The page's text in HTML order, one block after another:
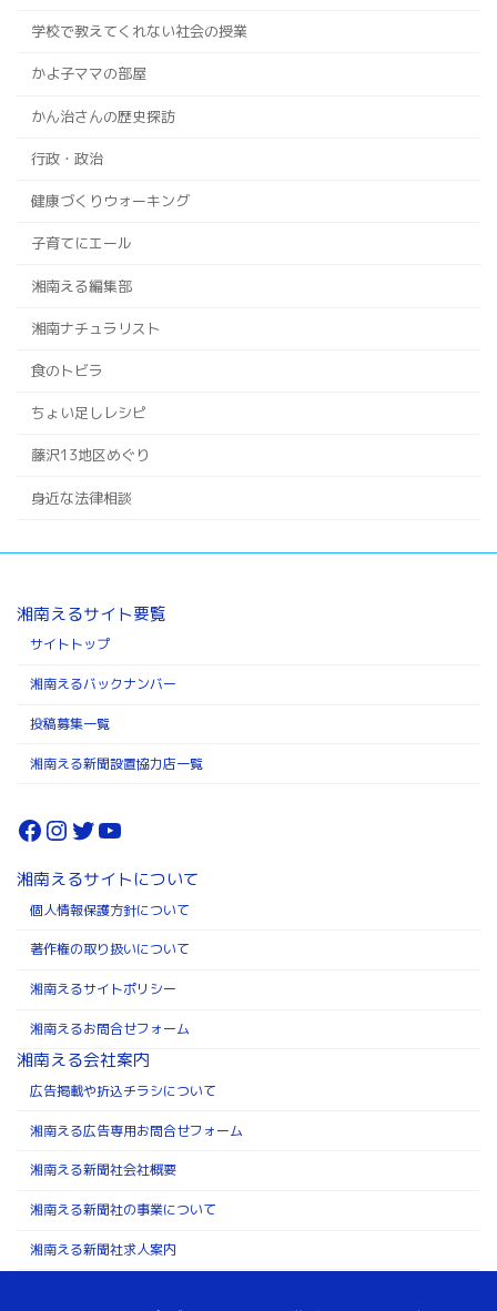
学校で教えてくれない社会の授業
かよ子ママの部屋
かん治さんの歴史探訪
行政・政治
健康づくりウォーキング
子育てにエール
湘南える編集部
湘南ナチュラリスト
食のトビラ
ちょい足しレシピ
藤沢13地区めぐり
身近な法律相談
湘南えるサイト要覧
サイトトップ
湘南えるバックナンバー
投稿募集一覧
湘南える新聞設置協力店一覧
Facebook
Instagram
Twitter
YouTube
湘南えるサイトについて
個人情報保護方針について
著作権の取り扱いについて
湘南えるサイトポリシー
湘南えるお問合せフォーム
湘南える会社案内
広告掲載や折込チラシについて
湘南える広告専用お問合せフォーム
湘南える新聞社会社概要
湘南える新聞社の事業について
湘南える新聞社求人案内